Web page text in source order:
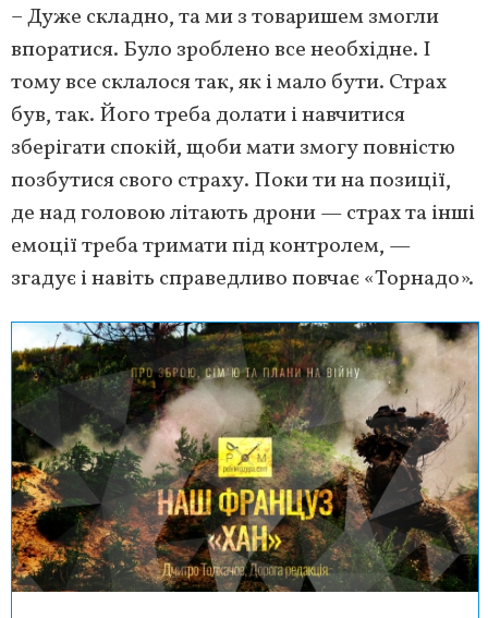
– Дуже складно, та ми з товаришем змогли
впоратися. Було зроблено все необхідне. І
тому все склалося так, як і мало бути. Страх
був, так. Його треба долати і навчитися
зберігати спокій, щоби мати змогу повністю
позбутися свого страху. Поки ти на позиції,
де над головою літають дрони — страх та інші
емоції треба тримати під контролем, —
згадує і навіть справедливо повчає «Торнадо».